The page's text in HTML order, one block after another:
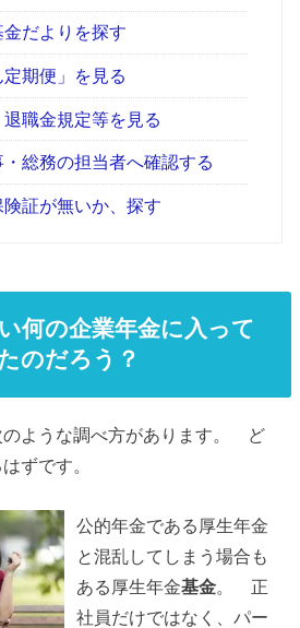
金だよりを探す
定期便」を見る
職金規定等を見る
総務の担当者へ確認する
証が無いか、探す
何の企業年金に入って
のだろう？
のような調べ方があります。 ど
ずです。
公的年金である厚生年金
と混乱してしまう場合も
ある厚生年金基金。 正
社員だけではなく、パー